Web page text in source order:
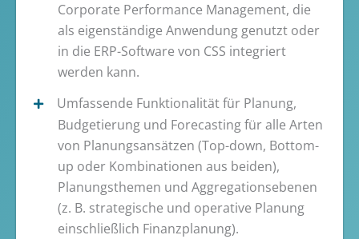
Corporate Performance Management, die
als eigenständige Anwendung genutzt oder
in die ERP-Software von CSS integriert
werden kann.
Umfassende Funktionalität für Planung,
Budgetierung und Forecasting für alle Arten
von Planungsansätzen (Top-down, Bottom-
up oder Kombinationen aus beiden),
Planungsthemen und Aggregationsebenen
(z. B. strategische und operative Planung
einschließlich Finanzplanung).